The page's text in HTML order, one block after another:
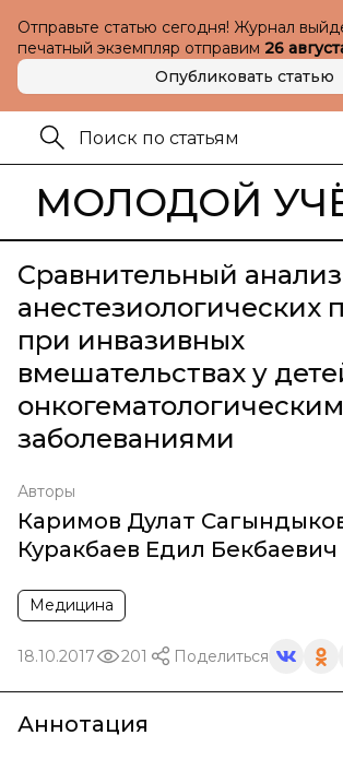
Отправьте статью сегодня! Журнал
печатный экземпляр отправим 26
Опубликовать статью
МОЛОДОЙ
Сравнительный анализ
анестезиологических
при инвазивных
вмешательствах у
заболеваниями
Авторы
Каримов Дулат
Куракбаев Едил Бекбаевич
Медицина
18.10.2017 201 Поделиться
Аннотация